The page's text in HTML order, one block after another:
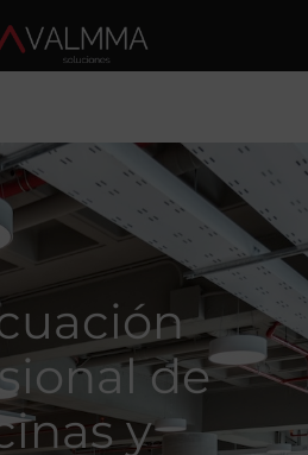
de
y